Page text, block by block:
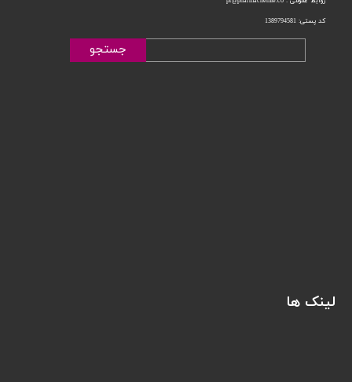
کد پستی: 1389794581
جستجو
لینک ها